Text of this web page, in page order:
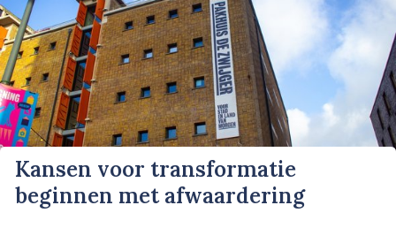
Kansen voor transformatie
beginnen met afwaardering